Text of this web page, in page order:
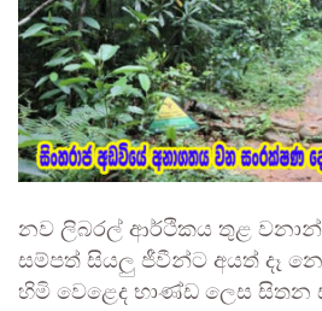
නව ලිබරල් ආර්ථිකය තුළ
සම්පත් සියලු ජීවීන්ට අයත් දෑ
හිමි වෙළෙද භාණ්ඩ ලෙස සිතන